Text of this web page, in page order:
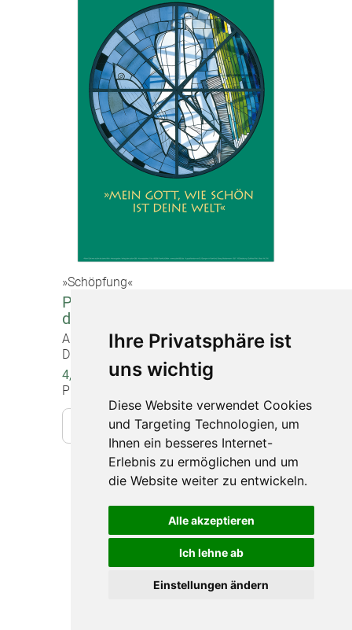
Ihre Privatsphäre ist
uns wichtig
Diese Website verwendet Cookies
und Targeting Technologien, um
Ihnen ein besseres Internet-
Erlebnis zu ermöglichen und um
die Website weiter zu entwickeln.
Alle akzeptieren
Ich lehne ab
Einstellungen ändern
»Schöpfung«
Poster "Mein Gott, wie schön ist
deine Welt"
Artikel-Nr. 1216
DIN A2 (60 x 42 cm), beidseitig bedruckt
4,00 €
Preise inkl. gesetzlicher MwSt.
In den Warenkorb
Datenschutz
Barrierefreiheit
Widerruf
Sitemap